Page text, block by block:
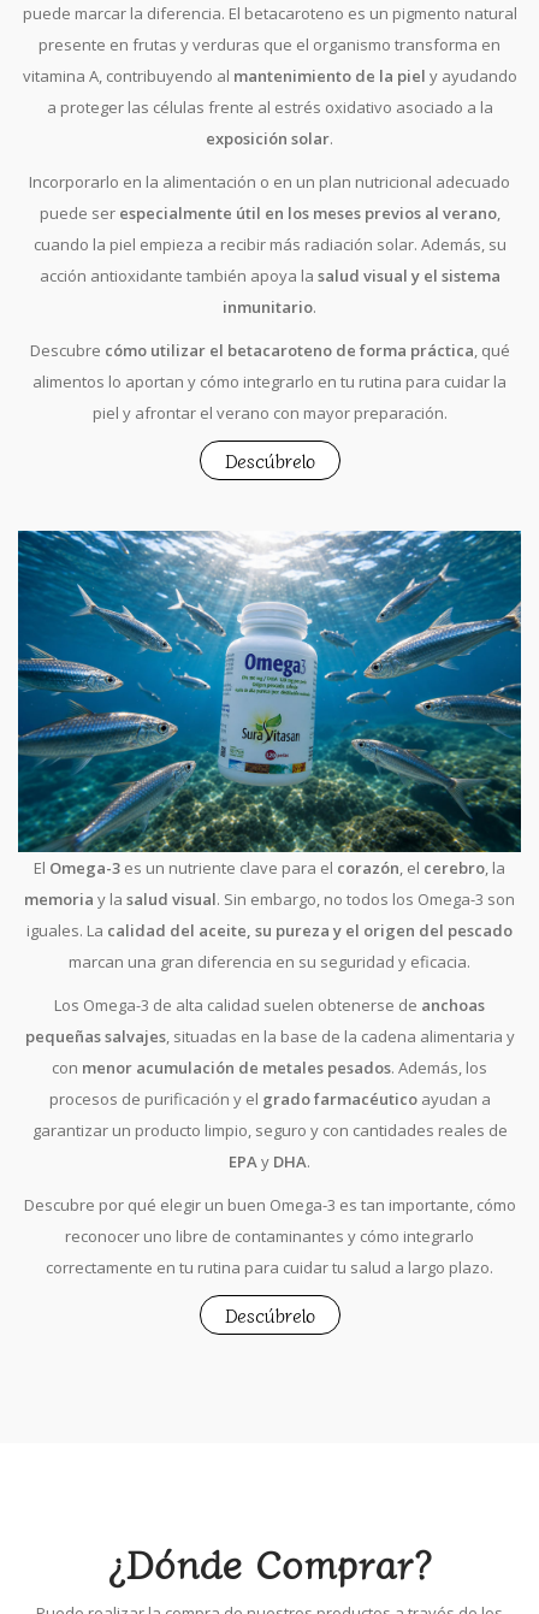
puede marcar la diferencia. El betacaroteno es un pigmento natural
presente en frutas y verduras que el organismo transforma en
vitamina A, contribuyendo al mantenimiento de la piel y ayudando
a proteger las células frente al estrés oxidativo asociado a la
exposición solar.
Incorporarlo en la alimentación o en un plan nutricional adecuado
puede ser especialmente útil en los meses previos al verano,
cuando la piel empieza a recibir más radiación solar. Además, su
acción antioxidante también apoya la salud visual y el sistema
inmunitario.
Descubre cómo utilizar el betacaroteno de forma práctica, qué
alimentos lo aportan y cómo integrarlo en tu rutina para cuidar la
piel y afrontar el verano con mayor preparación.
Descúbrelo
El Omega-3 es un nutriente clave para el corazón, el cerebro, la
memoria y la salud visual. Sin embargo, no todos los Omega-3 son
iguales. La calidad del aceite, su pureza y el origen del pescado
marcan una gran diferencia en su seguridad y eficacia.
Los Omega-3 de alta calidad suelen obtenerse de anchoas
pequeñas salvajes, situadas en la base de la cadena alimentaria y
con menor acumulación de metales pesados. Además, los
procesos de purificación y el grado farmacéuticoayudan a
garantizar un producto limpio, seguro y con cantidades reales de
EPAy DHA.
Descubre por qué elegir un buen Omega-3 es tan importante, cómo
reconocer uno libre de contaminantes y cómo integrarlo
correctamente en tu rutina para cuidar tu salud a largo plazo.
Descúbrelo
¿Dónde Comprar?